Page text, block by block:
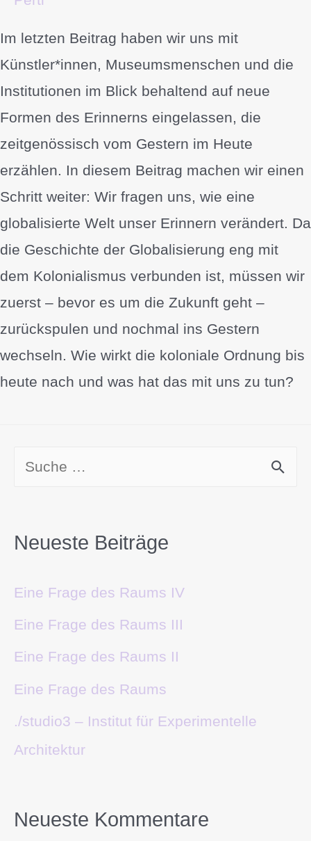
Im letzten Beitrag haben wir uns mit
Künstler*innen, Museumsmenschen und die
Institutionen im Blick behaltend auf neue
Formen des Erinnerns eingelassen, die
zeitgenössisch vom Gestern im Heute
erzählen. In diesem Beitrag machen wir einen
Schritt weiter: Wir fragen uns, wie eine
globalisierte Welt unser Erinnern verändert. Da
die Geschichte der Globalisierung eng mit
dem Kolonialismus verbunden ist, müssen wir
zuerst – bevor es um die Zukunft geht –
zurückspulen und nochmal ins Gestern
wechseln. Wie wirkt die koloniale Ordnung bis
heute nach und was hat das mit uns zu tun?
Neueste Beiträge
Eine Frage des Raums IV
Eine Frage des Raums III
Eine Frage des Raums II
Eine Frage des Raums
./studio3 – Institut für Experimentelle
Architektur
Neueste Kommentare